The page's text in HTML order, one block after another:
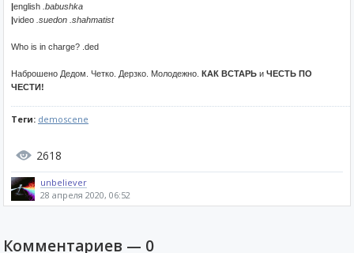
|english .babushka
|video .suedon .shahmatist
Who is in charge? .ded
Наброшено Дедом. Четко. Дерзко. Молодежно. КАК ВСТАРЬ и ЧЕСТЬ ПО
ЧЕСТИ!
Теги: demoscene
2618
unbeliever
28 апреля 2020, 06:52
Комментариев — 0